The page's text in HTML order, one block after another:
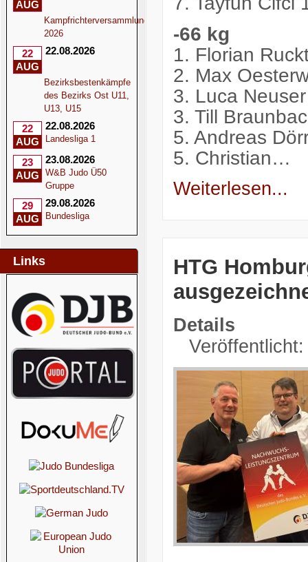
AUG
Kampfrichterversammlung
2026
22
AUG
22.08.2026
Bezirksbestenkämpfe
des Bezirks Ost U11,
U13, U15
22
AUG
22.08.2026
Landesliga 1
23
AUG
23.08.2026
W&B Judo Ü50
Gruppe
29
AUG
29.08.2026
Bundesliga
Links
-66 kg
1. Florian
2. Max
3. Luca
3. Till
5. Andreas
5. Christian…
Weiterlesen...
HTG
Details